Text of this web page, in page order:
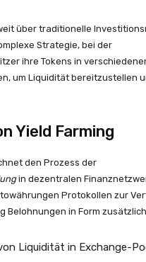
über traditionelle
Strategie, bei der
ihre Tokens in
um Liquidität bereitzustellen
Yield Farming
den Prozess der
in dezentralen
Protokollen zur
Belohnungen in Form
Liquidität in Exchange-